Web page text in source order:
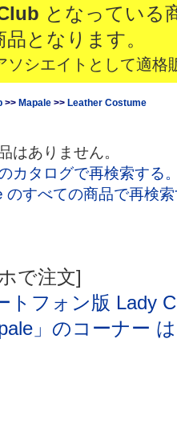
となっている
となります。
ソシエイトとして適格
>> Mapale >> Leather Costume
はありません。
カタログで再検索する
のすべての商品で再検
で注文]
トフォン版 Lady
」のコーナー